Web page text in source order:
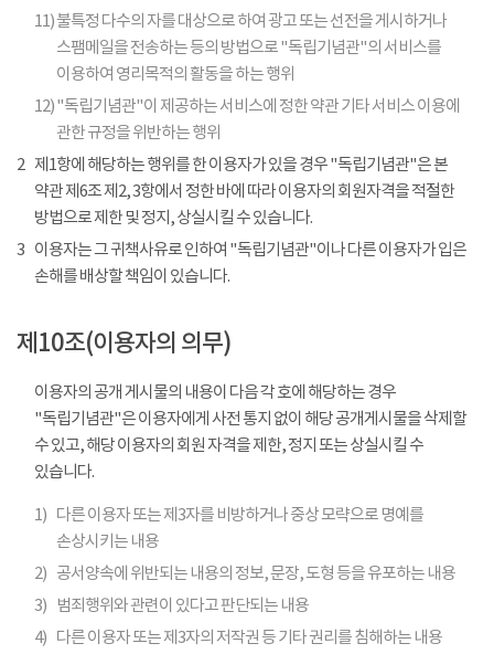
11)불특정 다수의 자를 대상으로 하여 광고 또는 선전을 게시하거나
스팸메일을 전송하는 등의 방법으로 "독립기념관"의 서비스를
이용하여 영리목적의 활동을 하는 행위
12)"독립기념관"이 제공하는 서비스에 정한 약관 기타 서비스 이용에
관한 규정을 위반하는 행위
2 제1항에 해당하는 행위를 한 이용자가 있을 경우 "독립기념관"은 본
약관 제6조 제2, 3항에서 정한 바에 따라 이용자의 회원자격을 적절한
방법으로 제한 및 정지, 상실시킬 수 있습니다.
3 이용자는 그 귀책사유로 인하여 "독립기념관"이나 다른 이용자가 입은
손해를 배상할 책임이 있습니다.
제10조(이용자의 의무)
이용자의 공개 게시물의 내용이 다음 각 호에 해당하는 경우
"독립기념관"은 이용자에게 사전 통지 없이 해당 공개게시물을 삭제할
수 있고, 해당 이용자의 회원 자격을 제한, 정지 또는 상실시킬 수
있습니다.
1) 다른 이용자 또는 제3자를 비방하거나 중상 모략으로 명예를
손상시키는 내용
2) 공서양속에 위반되는 내용의 정보, 문장, 도형 등을 유포하는 내용
3)
범죄행위와 관련이 있다고 판단되는 내용
4) 다른 이용자 또는 제3자의 저작권 등 기타 권리를 침해하는 내용